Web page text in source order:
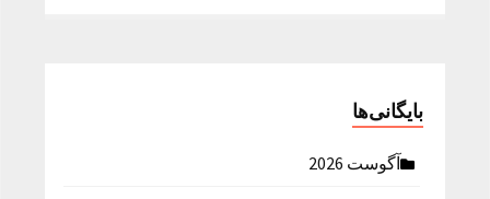
بایگانی‌ها
آگوست 2026